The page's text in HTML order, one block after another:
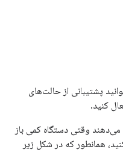
پشتیبانی از حالت‌های
وقتی دستگاه کمی باز
همانطور که در شکل زیر